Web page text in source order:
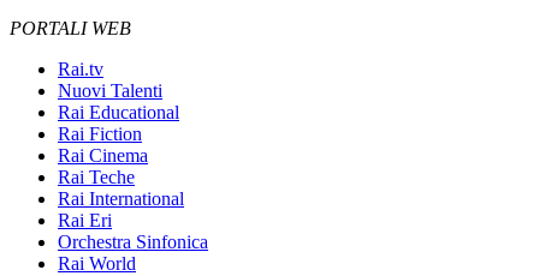
PORTALI WEB
Rai.tv
Nuovi Talenti
Rai Educational
Rai Fiction
Rai Cinema
Rai Teche
Rai International
Rai Eri
Orchestra Sinfonica
Rai World